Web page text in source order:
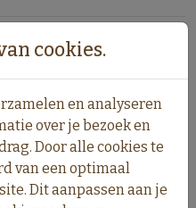
cookies.
en analyseren
over je bezoek en
Door alle cookies te
van een optimaal
Dit aanpassen aan je